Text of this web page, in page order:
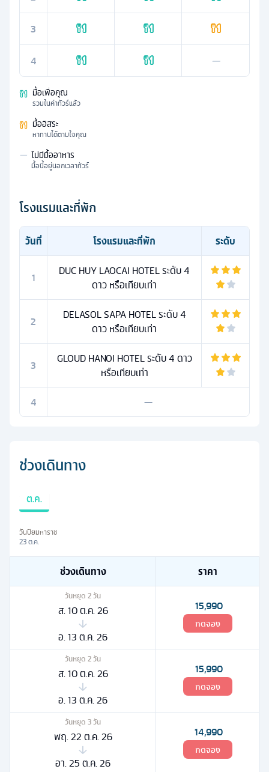
3
4 —
มื้อเพื่อคุณ
รวมในค่าทัวร์แล้ว
มื้ออิสระ
หาทานได้ตามใจคุณ
— ไม่มีมื้ออาหาร
มื้อนี้อยู่นอกเวลาทัวร์
โรงแรมและที่พัก
วันที่ โรงแรมและที่พัก ระดับ
1
DUC HUY LAOCAI HOTEL ระดับ 4
ดาว หรือเทียบเท่า
2
DELASOL SAPA HOTEL ระดับ 4
ดาว หรือเทียบเท่า
3
GLOUD HANOI HOTEL ระดับ 4 ดาว
หรือเทียบเท่า
4
—
ช่วงเดินทาง
ต.ค.
วันปิยมหาราช
23 ต.ค.
ช่วงเดินทาง ราคา
วันหยุด 2วัน
ส. 10 ต.ค. 26
อ. 13 ต.ค. 26
15,990
กดจอง
วันหยุด 2วัน
ส. 10 ต.ค. 26
อ. 13 ต.ค. 26
15,990
กดจอง
วันหยุด 3วัน
พฤ. 22 ต.ค. 26
อา. 25 ต.ค. 26
14,990
กดจอง